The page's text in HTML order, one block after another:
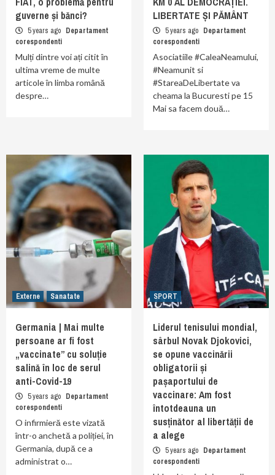
guverne și bănci?
5 years ago Departament
corespondenti
Mulți dintre voi ați citit în
ultima vreme de multe
articole în limba română
despre…
LIBERTATE ȘI PĂMÂNT
5 years ago Departament
corespondenti
Asociatiile #CaleaNeamului,
#Neamunit si
#StareaDeLibertate va
cheama la Bucuresti pe 15
Mai sa facem două…
Externe Sanatate
Germania | Mai multe
persoane ar fi fost
„vaccinate” cu soluție
salină în loc de serul
anti-Covid-19
5 years ago Departament
corespondenti
O infirmieră este vizată
într-o anchetă a poliției, în
Germania, după ce a
administrat o…
SPORT
Liderul tenisului mondial,
sârbul Novak Djokovici,
se opune vaccinării
obligatorii și
pașaportului de
vaccinare: Am fost
întotdeauna un
susținător al libertății de
a alege
5 years ago Departament
corespondenti